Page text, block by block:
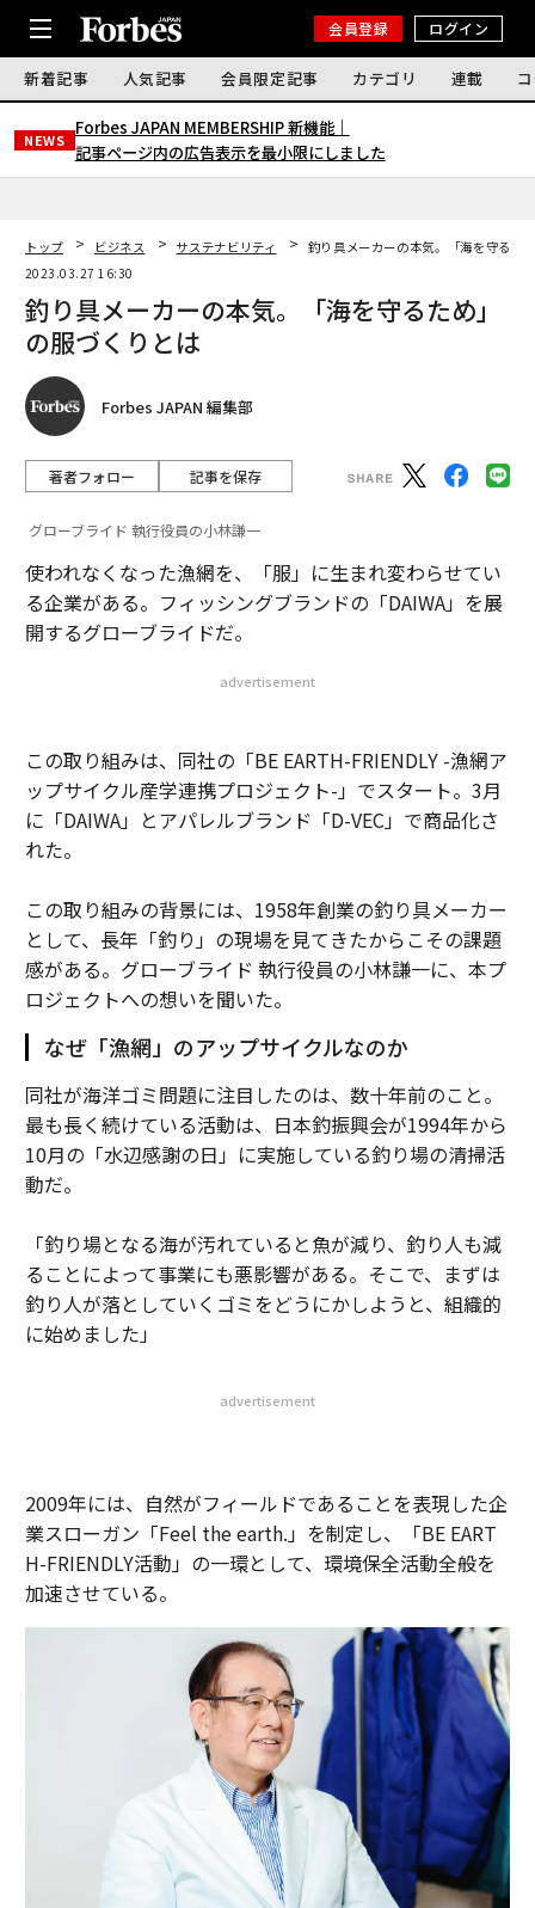
会員登録 ログイン
新着記事 人気記事 会員限定記事 カテゴリ 連載
NEWS
Forbes JAPAN MEMBERSHIP 新機能｜
記事ページ内の広告表示を最小限にしました
トップ ビジネス サステナビリティ
釣り具メーカーの本気。「海を守るた
2023.03.27 16:30
釣り具メーカーの本気。「海を守るため」
の服づくりとは
Forbes JAPAN 編集部
著者フォロー 記事を保存
グローブライド 執行役員の小林謙一
使われなくなった漁網を、「服」に生まれ変わらせてい
る企業がある。フィッシングブランドの「DAIWA」を展
開するグローブライドだ。
advertisement
この取り組みは、同社の「BE EARTH-FRIENDLY -漁網ア
ップサイクル産学連携プロジェクト-」でスタート。3月
に「DAIWA」とアパレルブランド「D-VEC」で商品化さ
れた。
この取り組みの背景には、1958年創業の釣り具メーカー
として、長年「釣り」の現場を見てきたからこその課題
感がある。グローブライド 執行役員の小林謙一に、本プ
ロジェクトへの想いを聞いた。
なぜ「漁網」のアップサイクルなのか
同社が海洋ゴミ問題に注目したのは、数十年前のこと。
最も長く続けている活動は、日本釣振興会が1994年から
10月の「水辺感謝の日」に実施している釣り場の清掃活
動だ。
「釣り場となる海が汚れていると魚が減り、釣り人も減
ることによって事業にも悪影響がある。そこで、まずは
釣り人が落としていくゴミをどうにかしようと、組織的
に始めました」
advertisement
2009年には、自然がフィールドであることを表現した企
業スローガン「Feel the earth.」を制定し、「BE EART
H-FRIENDLY活動」の一環として、環境保全活動全般を
加速させている。